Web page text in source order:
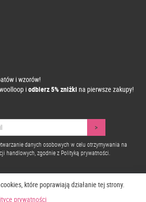
i wzorów!
iodbierz 5% zniżki na pierwsze zakupy!
danych osobowych w celu otrzymywania na
handlowych, zgodnie z Polityką prywatności.
które poprawiają działanie tej strony.
prywatności